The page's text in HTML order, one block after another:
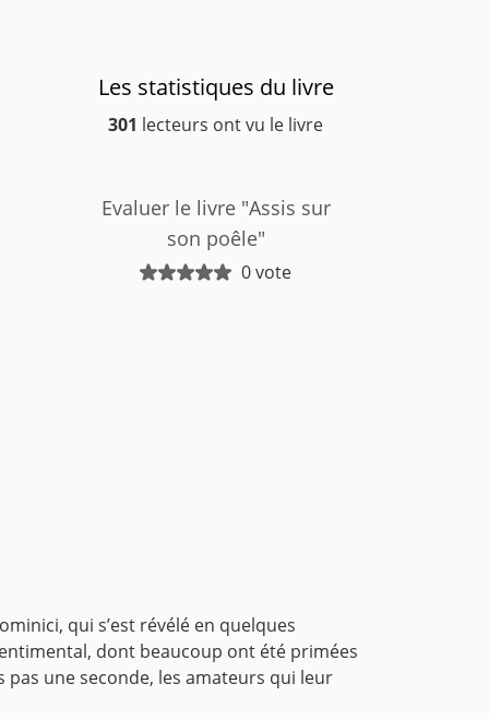
Les statistiques du livre
301 lecteurs ont vu le livre
Evaluer le livre "Assis sur
son poêle"
0 vote
qui s’est révélé en quelques
dont beaucoup ont été primées
une seconde, les amateurs qui leur